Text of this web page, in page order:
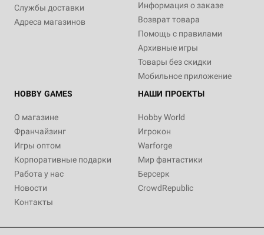
Службы доставки
Адреса магазинов
Информация о заказе
Возврат товара
Помощь с правилами
Архивные игры
Товары без скидки
Мобильное приложение
HOBBY GAMES
О магазине
Франчайзинг
Игры оптом
Корпоративные подарки
Работа у нас
Новости
Контакты
НАШИ ПРОЕКТЫ
Hobby World
Игрокон
Warforge
Мир фантастики
Берсерк
CrowdRepublic